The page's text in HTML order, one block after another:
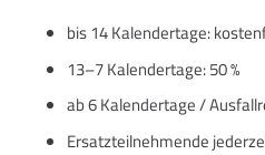
bis 14 Kalendertage:
13–7 Kalendertage: 50 %
ab 6 Kalendertage /
Ersatzteilnehmende